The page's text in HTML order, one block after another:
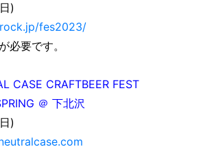
)
fes2023/
必要です。
CASE CRAFTBEER FEST
＠ 下北沢
)